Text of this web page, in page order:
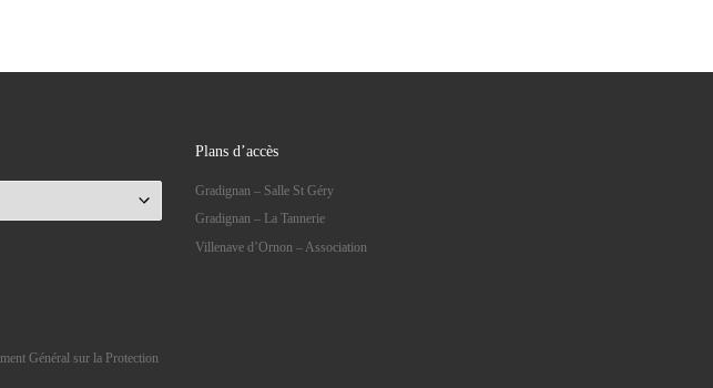
Général sur la Protection
Plans d’accès
Gradignan – Salle St Géry
Gradignan – La Tannerie
Villenave d’Ornon – Association